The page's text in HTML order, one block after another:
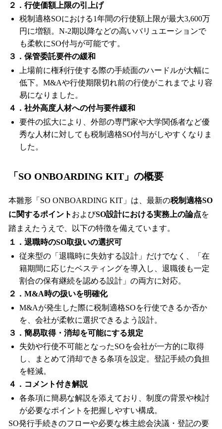
２．行使価額上限の引上げ
税制適格SOにおける1年間の行使額上限が最大3,600万
円に増額。N-2期以降などの高いバリュエーションで
も柔軟にSO付与が可能です。
３．保管委託要件の緩和
上場前に権利行使する際の手続面のハードルが大幅に
低下。M&Aや行使期限切れ前の行使がこれまでより容
易になりました。
４．社外高度人材への付与要件緩和
要件の拡大により、外部の専門家や大学関係者など優
秀な人材に対しても税制適格SO付与がしやすくなりま
した。
「SO ONBOARDING KIT」の概要
本雛形「SO ONBOARDING KIT」は、最新の税制適格SO
に関するポイント およびSO設計における実務上の論点を
踏まえたうえで、以下の特徴を備えています。
１．退職時のSO取扱いの選択可
従来型の「退職時に失効する設計」だけでなく、「在
籍期間に応じたベスティングを導入し、退職後も一定
割合の保有継続を認める設計」の両方に対応。
２．M&A時の扱いを明確化
M&Aが発生した際に税制適格SOを行使できるか否か
を、会社が柔軟に選択できるよう設計。
３．簡易取得・消却を可能にする規定
失効や行使不可能となったSOを会社が一方的に取得
し、まとめて消却できる条項を設定。登記手続の負担
を軽減。
４．コメント付き解説
各条項に簡易な解説を添えており、制度の背景や検討
が必要なポイントを把握しやすい構成。
SO発行手続きのフローや必要な株主総会決議・登記の要